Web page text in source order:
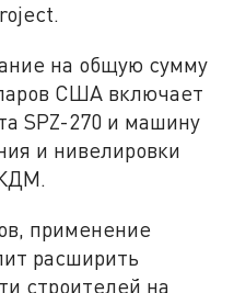
на общую сумму
США включает
SPZ-270 и машину
и нивелировки
применение
расширить
строителей на